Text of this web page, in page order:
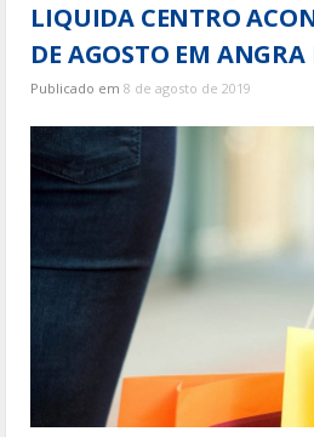
LIQUIDA CENTRO
DE AGOSTO EM ANGRA
Publicado em8 de agosto de 2019